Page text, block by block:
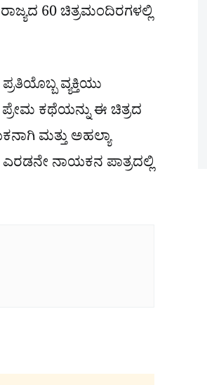
60 ಚಿತ್ರಮಂದಿರಗಳಲ್ಲಿ
ವ್ಯಕ್ತಿಯು
ಪ್ರೇಮ ಕಥೆಯನ್ನು ಈ ಚಿತ್ರದ
ಮತ್ತು ಅಹಲ್ಯಾ
ನಾಯಕನ ಪಾತ್ರದಲ್ಲಿ